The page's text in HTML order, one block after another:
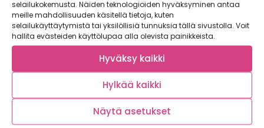
selailukokemusta. Näiden teknologioiden hyväksyminen antaa
meille mahdollisuuden käsitellä tietoja, kuten
selailukäyttäytymistä tai yksilöllisiä tunnuksia tällä sivustolla. Voit
hallita evästeiden käyttölupaa alla olevista painikkeista.
Hyväksy kaikki
Hylkää kaikki
Näytä asetukset
Tilaa kasvispitoinen uutiskirje